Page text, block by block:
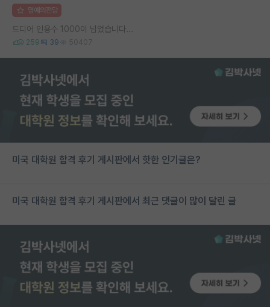
명예의전당
드디어 인용수 1000이 넘었습니다...
259 39 50407
미국 대학원 합격 후기 게시판에서 핫한 인기글은?
미국 대학원 합격 후기 게시판에서 최근 댓글이 많이 달린 글